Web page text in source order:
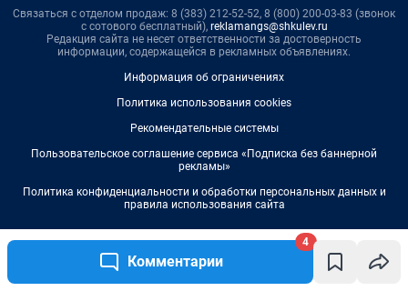
Комментарии
4
Связаться с отделом продаж: 8 (383) 212-52-52, 8 (800) 200-03-83 (звонок
с сотового бесплатный), reklamangs@shkulev.ru
Редакция сайта не несет ответственности за достоверность
информации, содержащейся в рекламных объявлениях.
Информация об ограничениях
Политика использования cookies
Рекомендательные системы
Пользовательское соглашение сервиса «Подписка без баннерной
рекламы»
Политика конфиденциальности и обработки персональных данных и
правила использования сайта